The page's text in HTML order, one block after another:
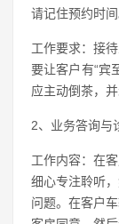
请记住预约时间
工作要求：接
要让客户有“宾
应主动倒茶，
2、业务答询与
工作内容：在
细心专注聆听
问题。在客户